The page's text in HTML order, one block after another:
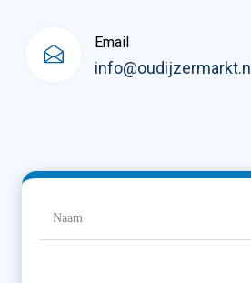
Email
info@oudijzermarkt.nl